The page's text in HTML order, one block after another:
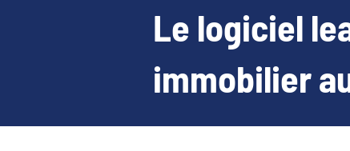
Le logiciel
immobilier